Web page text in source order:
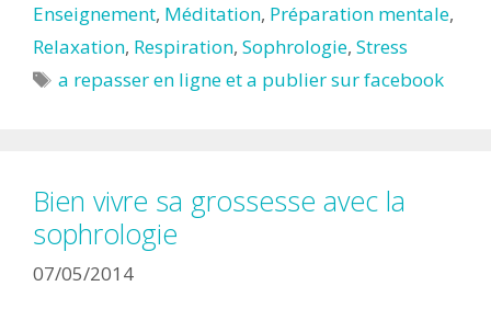
Enseignement, Méditation, Préparation mentale,
Relaxation, Respiration, Sophrologie, Stress
Étiquettes
a repasser en ligne et a publier sur facebook
Bien vivre sa grossesse avec la
sophrologie
07/05/2014